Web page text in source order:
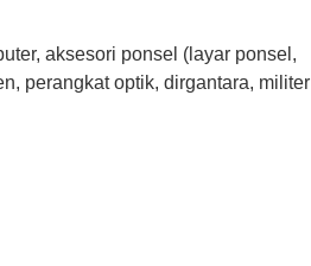
aksesori ponsel (layar ponsel,
perangkat optik, dirgantara, militer